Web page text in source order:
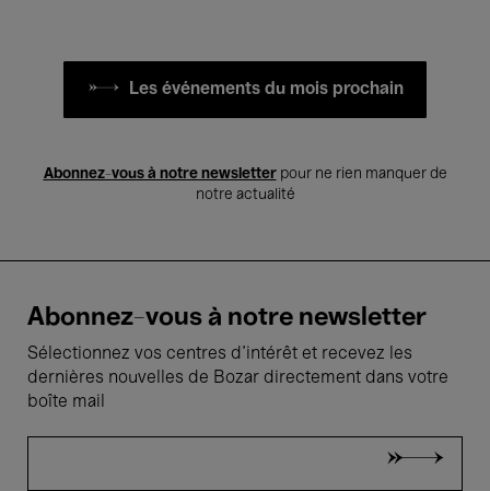
Les événements du mois prochain
Abonnez-vous à notre newsletterpour ne rien manquer de
notre actualité
Abonnez-vous à notre newsletter
Sélectionnez vos centres d'intérêt et recevez les
dernières nouvelles de Bozar directement dans votre
boîte mail